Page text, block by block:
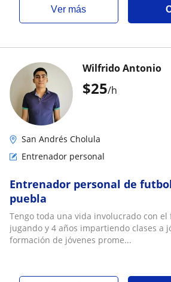
ver más
$25/h
Wilfrido Antonio
San Andrés Cholula
Entrenador personal
Entrenador personal de
puebla
Tengo toda una vida involucrado con el
jugando y 4 años impartiendo clases a
formación de jóvenes prome...